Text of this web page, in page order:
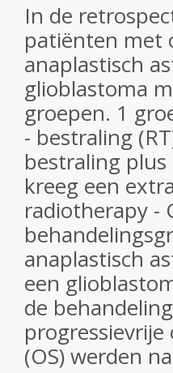
In de
patiënten met
anaplastisch
glioblastoma
groepen. 1
- bestraling
bestraling plus
kreeg een
radiotherapy -
anaplastisch
een
de
progressievrije
(OS) werden